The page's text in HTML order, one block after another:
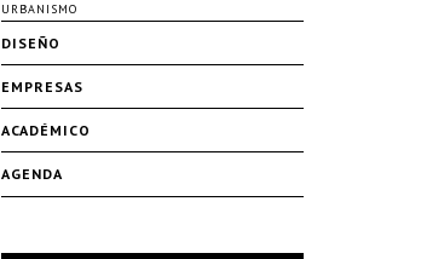
URBANISMO
DISEÑO
EMPRESAS
ACADÉMICO
AGENDA